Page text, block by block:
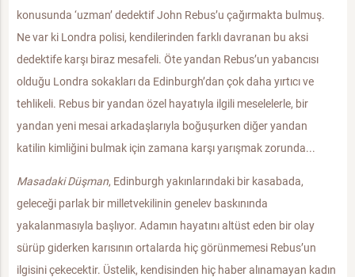
konusunda ‘uzman’ dedektif John Rebus’u çağırmakta bulmuş.
Ne var ki Londra polisi, kendilerinden farklı davranan bu aksi
dedektife karşı biraz mesafeli. Öte yandan Rebus’un yabancısı
olduğu Londra sokakları da Edinburgh’dan çok daha yırtıcı ve
tehlikeli. Rebus bir yandan özel hayatıyla ilgili meselelerle, bir
yandan yeni mesai arkadaşlarıyla boğuşurken diğer yandan
katilin kimliğini bulmak için zamana karşı yarışmak zorunda...
Masadaki Düşman, Edinburgh yakınlarındaki bir kasabada,
geleceği parlak bir milletvekilinin genelev baskınında
yakalanmasıyla başlıyor. Adamın hayatını altüst eden bir olay
sürüp giderken karısının ortalarda hiç görünmemesi Rebus’un
ilgisini çekecektir. Üstelik, kendisinden hiç haber alınamayan kadın